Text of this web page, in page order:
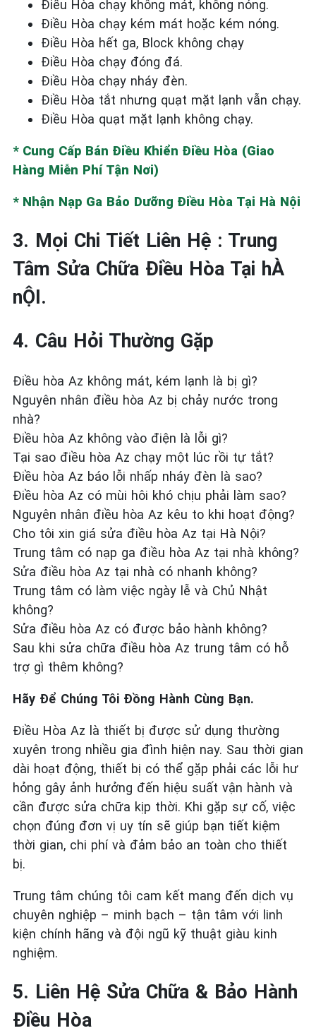
Điều Hòa chạy không mát, không nóng.
Điều Hòa chạy kém mát hoặc kém nóng.
Điều Hòa hết ga, Block không chạy
Điều Hòa chạy đóng đá.
Điều Hòa chạy nháy đèn.
Điều Hòa tắt nhưng quạt mặt lạnh vẫn chạy.
Điều Hòa quạt mặt lạnh không chạy.
* Cung Cấp Bán Điều Khiển Điều Hòa (Giao
Hàng Miễn Phí Tận Nơi)
* Nhận Nạp Ga Bảo Dưỡng Điều Hòa Tại Hà Nội
3. Mọi Chi Tiết Liên Hệ : Trung
Tâm Sửa Chữa Điều Hòa Tại hÀ
nỘI.
4. Câu Hỏi Thường Gặp
Điều hòa Az không mát, kém lạnh là bị gì?
Nguyên nhân điều hòa Az bị chảy nước trong
nhà?
Điều hòa Az không vào điện là lỗi gì?
Tại sao điều hòa Az chạy một lúc rồi tự tắt?
Điều hòa Az báo lỗi nhấp nháy đèn là sao?
Điều hòa Az có mùi hôi khó chịu phải làm sao?
Nguyên nhân điều hòa Az kêu to khi hoạt động?
Cho tôi xin giá sửa điều hòa Az tại Hà Nội?
Trung tâm có nạp ga điều hòa Az tại nhà không?
Sửa điều hòa Az tại nhà có nhanh không?
Trung tâm có làm việc ngày lễ và Chủ Nhật
không?
Sửa điều hòa Az có được bảo hành không?
Sau khi sửa chữa điều hòa Az trung tâm có hỗ
trợ gì thêm không?
Hãy Để Chúng Tôi Đồng Hành Cùng Bạn.
Điều Hòa Az là thiết bị được sử dụng thường
xuyên trong nhiều gia đình hiện nay. Sau thời gian
dài hoạt động, thiết bị có thể gặp phải các lỗi hư
hỏng gây ảnh hưởng đến hiệu suất vận hành và
cần được sửa chữa kịp thời. Khi gặp sự cố, việc
chọn đúng đơn vị uy tín sẽ giúp bạn tiết kiệm
thời gian, chi phí và đảm bảo an toàn cho thiết
bị.
Trung tâm chúng tôi cam kết mang đến dịch vụ
chuyên nghiệp – minh bạch – tận tâm với linh
kiện chính hãng và đội ngũ kỹ thuật giàu kinh
nghiệm.
5. Liên Hệ Sửa Chữa & Bảo Hành
Điều Hòa